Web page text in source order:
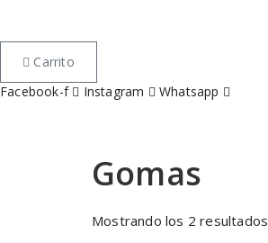
Carrito
Facebook-f
Instagram Whatsapp
Gomas
Mostrando los 2 resultados